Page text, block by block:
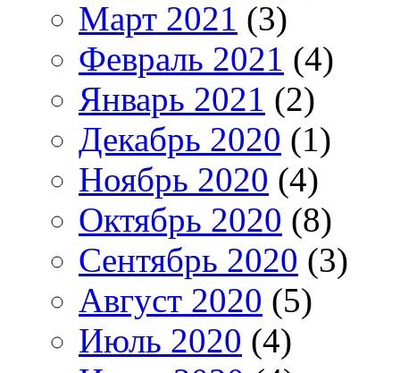
Март 2021 (3)
Февраль 2021 (4)
Январь 2021 (2)
Декабрь 2020 (1)
Ноябрь 2020 (4)
Октябрь 2020 (8)
Сентябрь 2020 (3)
Август 2020 (5)
Июль 2020 (4)